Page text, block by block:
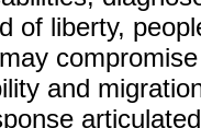
of liberty,
and